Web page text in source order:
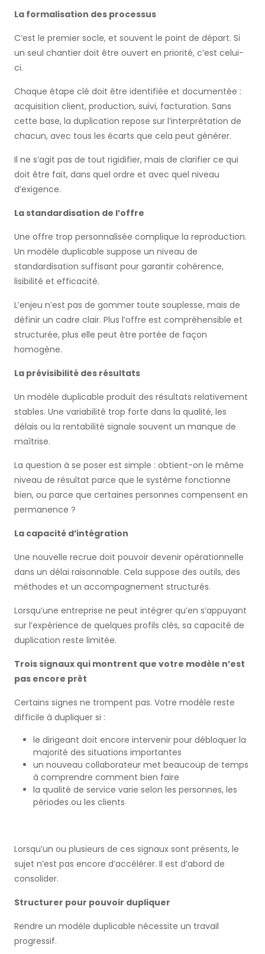
La formalisation des processus
C’est le premier socle, et souvent le point de départ. Si
un seul chantier doit être ouvert en priorité, c’est celui-
ci.
Chaque étape clé doit être identifiée et documentée :
acquisition client, production, suivi, facturation. Sans
cette base, la duplication repose sur l’interprétation de
chacun, avec tous les écarts que cela peut générer.
Il ne s’agit pas de tout rigidifier, mais de clarifier ce qui
doit être fait, dans quel ordre et avec quel niveau
d’exigence.
La standardisation de l’offre
Une offre trop personnalisée complique la reproduction.
Un modèle duplicable suppose un niveau de
standardisation suffisant pour garantir cohérence,
lisibilité et efficacité.
L’enjeu n’est pas de gommer toute souplesse, mais de
définir un cadre clair. Plus l’offre est compréhensible et
structurée, plus elle peut être portée de façon
homogène.
La prévisibilité des résultats
Un modèle duplicable produit des résultats relativement
stables. Une variabilité trop forte dans la qualité, les
délais ou la rentabilité signale souvent un manque de
maîtrise.
La question à se poser est simple : obtient-on le même
niveau de résultat parce que le système fonctionne
bien, ou parce que certaines personnes compensent en
permanence ?
La capacité d’intégration
Une nouvelle recrue doit pouvoir devenir opérationnelle
dans un délai raisonnable. Cela suppose des outils, des
méthodes et un accompagnement structurés.
Lorsqu’une entreprise ne peut intégrer qu’en s’appuyant
sur l’expérience de quelques profils clés, sa capacité de
duplication reste limitée.
Trois signaux qui montrent que votre modèle n’est
pas encore prêt
Certains signes ne trompent pas. Votre modèle reste
difficile à dupliquer si :
le dirigeant doit encore intervenir pour débloquer la
majorité des situations importantes
un nouveau collaborateur met beaucoup de temps
à comprendre comment bien faire
la qualité de service varie selon les personnes, les
périodes ou les clients
Lorsqu’un ou plusieurs de ces signaux sont présents, le
sujet n’est pas encore d’accélérer. Il est d’abord de
consolider.
Structurer pour pouvoir dupliquer
Rendre un modèle duplicable nécessite un travail
progressif.